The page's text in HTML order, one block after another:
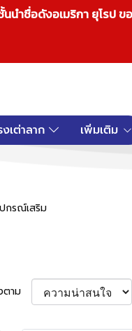
นำชื่อดังอเมริกา ยุโรป
เต่าลาก เพิ่มเติม
กรณ์เสริม
ตาม